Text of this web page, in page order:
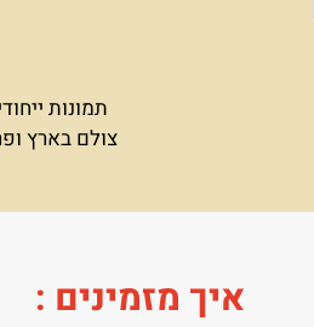
תמונות
צולם בארץ
איך מזמינים :